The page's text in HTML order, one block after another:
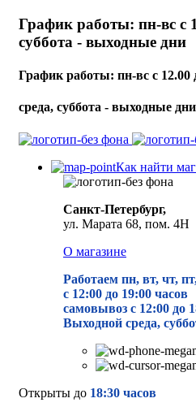
График работы: пн-вс с
суббота - выходные дни
График работы: пн-вс с 12.00
среда, суббота - выходные дни
Как найти
Санкт-Петербург,
ул. Марата 68, пом. 4Н
О магазине
Работаем пн, вт, чт,
с 12:00 до 19:00 часов
самовывоз с 12:00 до
Выходной среда,
Открыты до 18:30 часов